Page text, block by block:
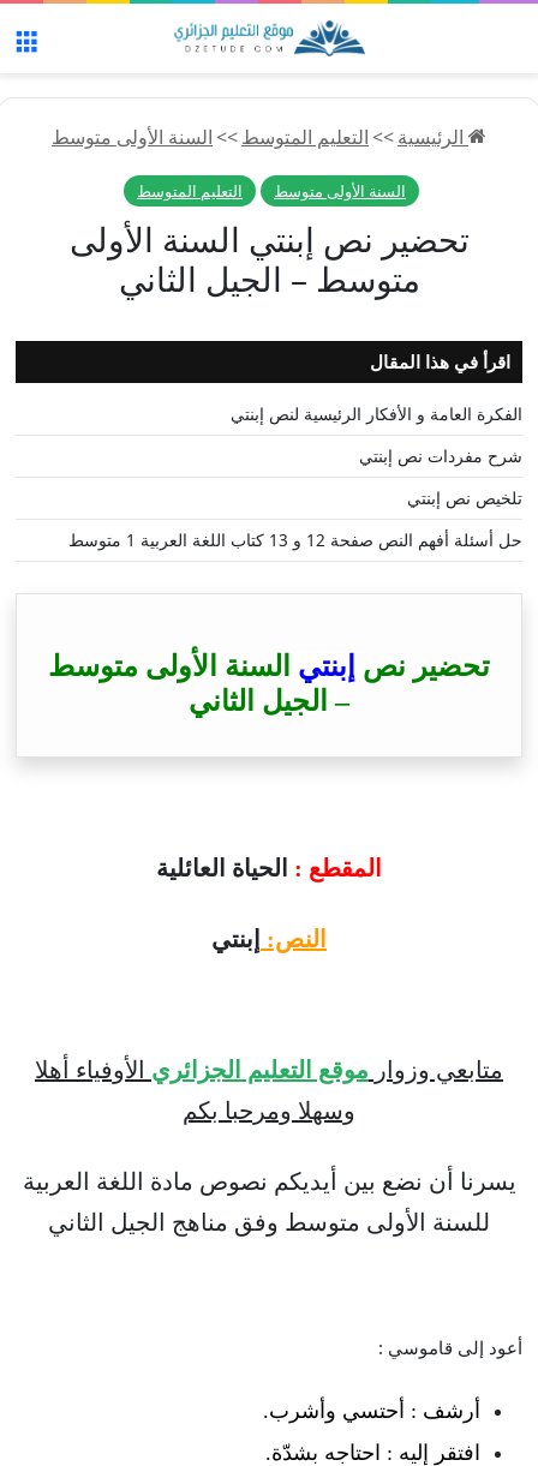
الرئيسية>>التعليم المتوسط>>السنة الأولى متوسط
السنة الأولى متوسط التعليم المتوسط
تحضير نص إبنتي السنة الأولى
متوسط – الجيل الثاني
اقرأ في هذا المقال
الفكرة العامة و الأفكار الرئيسية لنص إبنتي
شرح مفردات نص إبنتي
تلخيص نص إبنتي
حل أسئلة أفهم النص صفحة 12 و 13 كتاب اللغة العربية 1 متوسط
تحضير نص إبنتي السنة الأولى متوسط
– الجيل الثاني
المقطع : الحياة العائلية
النص: إبنتي
متابعي وزوار موقع التعليم الجزائري الأوفياء أهلا
وسهلا ومرحبا بكم
يسرنا أن نضع بين أيديكم نصوص مادة اللغة العربية
للسنة الأولى متوسط وفق مناهج الجيل الثاني
أعود إلى قاموسي :
أرشف : أحتسي وأشرب.
افتقر إليه : احتاجه بشدّة.